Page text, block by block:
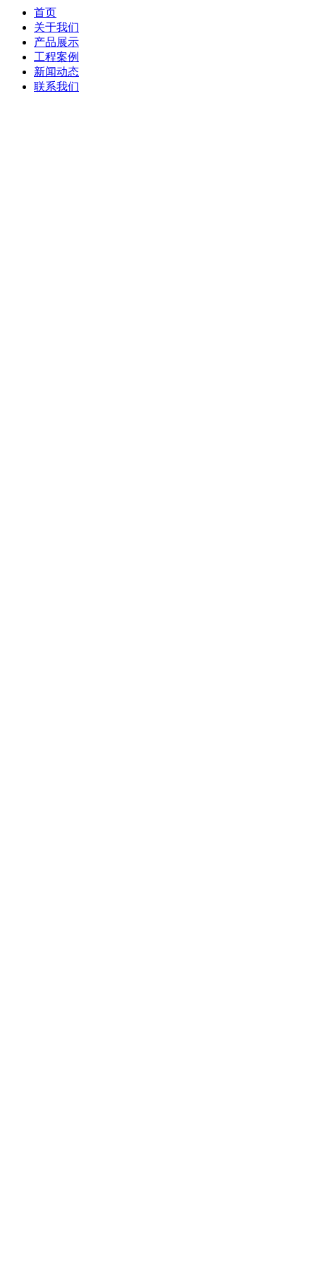
首页
关于我们
产品展示
工程案例
新闻动态
联系我们